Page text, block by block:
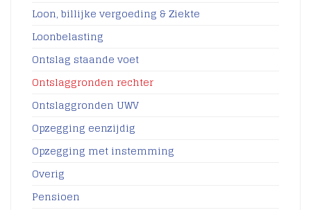
Loon, billijke vergoeding & Ziekte
Loonbelasting
Ontslag staande voet
Ontslaggronden rechter
Ontslaggronden UWV
Opzegging eenzijdig
Opzegging met instemming
Overig
Pensioen